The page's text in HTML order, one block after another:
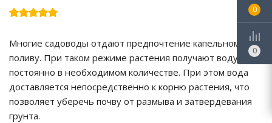
Многие садоводы отдают предпочтение капельному
поливу. При таком режиме растения получают воду
постоянно в необходимом количестве. При этом вода
доставляется непосредственно к корню растения, что
позволяет уберечь почву от размыва и затвердевания
грунта.
0
0